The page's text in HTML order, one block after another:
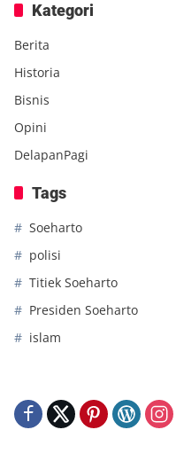
Kategori
Berita
Historia
Bisnis
Opini
DelapanPagi
Tags
Soeharto
polisi
Titiek Soeharto
Presiden Soeharto
islam